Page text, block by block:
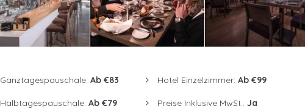
Ganztagespauschale: Ab €83
Halbtagespauschale: Ab €79
Hotel Einzelzimmer: Ab €99
Preise Inklusive MwSt.: Ja